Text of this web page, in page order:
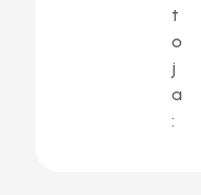
t
o
j
a
: